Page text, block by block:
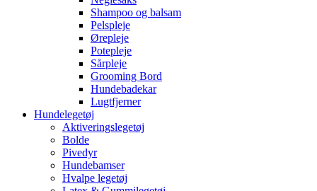
Shampoo og balsam
Pelspleje
Ørepleje
Potepleje
Sårpleje
Grooming Bord
Hundebadekar
Lugtfjerner
Hundelegetøj
Aktiveringslegetøj
Bolde
Pivedyr
Hundebamser
Hvalpe legetøj